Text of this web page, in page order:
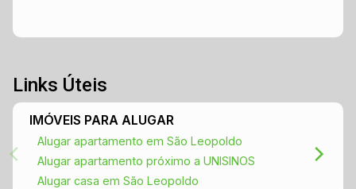
Links Úteis
IMÓVEIS PARA ALUGAR
Alugar apartamento em São Leopoldo
Alugar apartamento próximo a UNISINOS
Alugar casa em São Leopoldo